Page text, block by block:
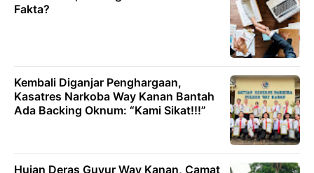
Fakta?
Kembali Diganjar Penghargaan,
Kasatres Narkoba Way Kanan Bantah
Ada Backing Oknum: “Kami Sikat!!!”
Hujan Deras Guyur Way Kanan, Camat